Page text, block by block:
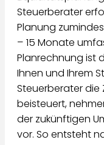
Steuerberater
Planung
– 15 Monate
Planrechnung ist
Ihnen und Ihrem
Steuerberater
beisteuert,
der zukünftigen
vor. So entsteht